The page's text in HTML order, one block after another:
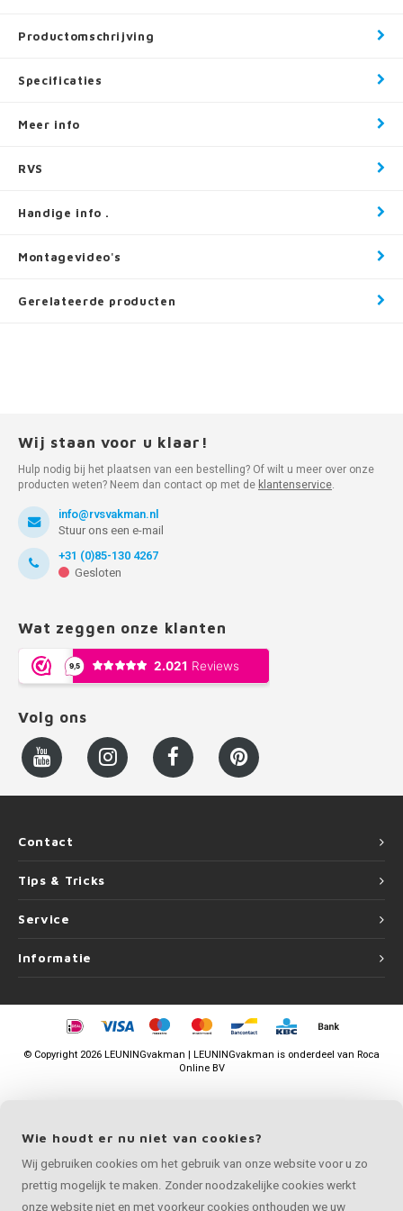
Productomschrijving
Specificaties
Meer info
RVS
Handige info .
Montagevideo's
Gerelateerde producten
Wij staan voor u klaar!
Hulp nodig bij het plaatsen van een bestelling? Of wilt u meer over onze
producten weten? Neem dan contact op met de klantenservice.
info@rvsvakman.nl
Stuur ons een e-mail
+31 (0)85-130 4267
Gesloten
Wat zeggen onze klanten
Volg ons
Contact
Tips & Tricks
Service
Informatie
© Copyright 2026 LEUNINGvakman | LEUNINGvakman is onderdeel van Roca
Online BV
Wie houdt er nu niet van cookies?
Wij gebruiken cookies om het gebruik van onze website voor u zo
prettig mogelijk te maken. Zonder noodzakelijke cookies werkt
onze website niet en met voorkeur cookies onthouden we uw